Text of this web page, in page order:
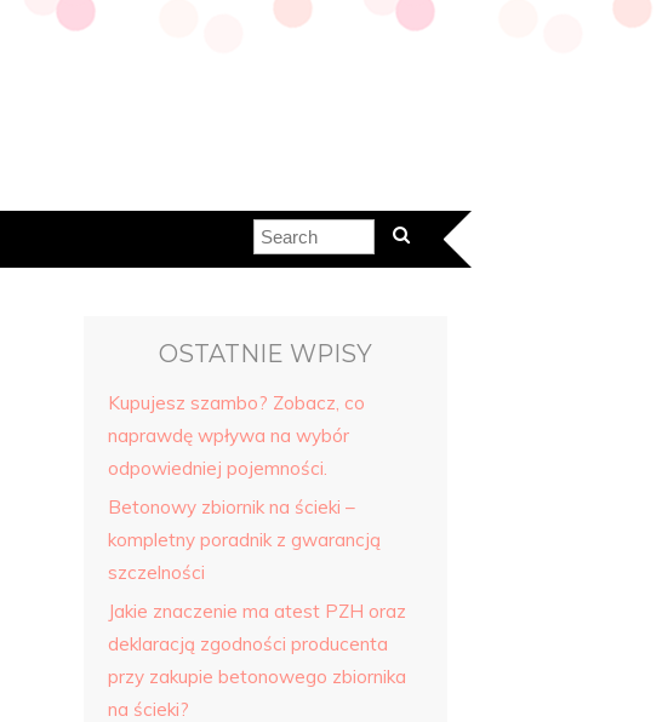
OSTATNIE WPISY
Kupujesz szambo? Zobacz, co
naprawdę wpływa na wybór
odpowiedniej pojemności.
Betonowy zbiornik na ścieki –
kompletny poradnik z gwarancją
szczelności
Jakie znaczenie ma atest PZH oraz
deklaracją zgodności producenta
przy zakupie betonowego zbiornika
na ścieki?